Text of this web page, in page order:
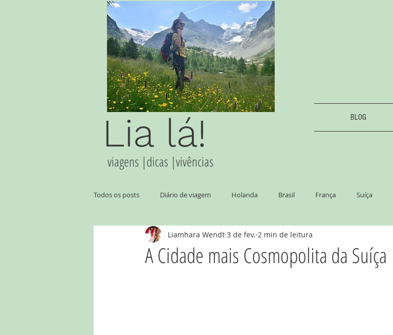
Lia lá! BLOG
viagens |dicas |vivências
Todos os posts Diário de viagem Holanda Brasil França Suíça
Caminho de Santiago Portugal Cicloturismo Itália
A Cidade mais Cosmopolita da Suíça
Liamhara Wendt 3 de fev. 2 min de leitura